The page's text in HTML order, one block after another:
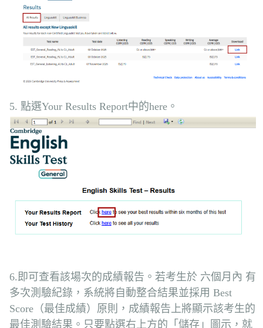
5. 點選Your Results Report中的here。
6.即可查看該場次的成績報告。若考生於 六個月內 有
多次測驗紀錄，系統將自動整合結果並採用 Best
Score（最佳成績）原則，成績報告上將顯示該考生的
最佳測驗結果。只要點選右上方的「儲存」圖示，就